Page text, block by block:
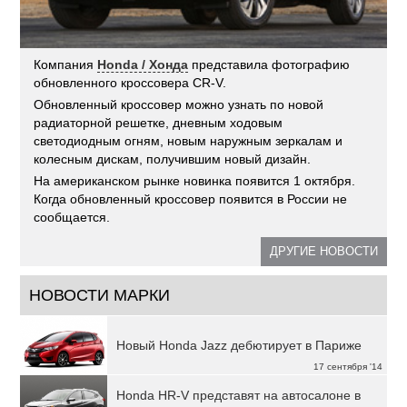
Компания Honda / Хонда представила фотографию
обновленного кроссовера CR-V.
Обновленный кроссовер можно узнать по новой
радиаторной решетке, дневным ходовым
светодиодным огням, новым наружным зеркалам и
колесным дискам, получившим новый дизайн.
На американском рынке новинка появится 1 октября.
Когда обновленный кроссовер появится в России не
сообщается.
ДРУГИЕ НОВОСТИ
НОВОСТИ МАРКИ
17 сентября '14
Новый Honda Jazz дебютирует в Париже
Honda HR-V представят на автосалоне в